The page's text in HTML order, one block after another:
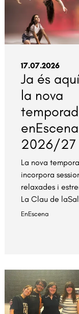
17.07.2026
Ja és aquí
la nova
enEscena
2026/27
La nova
incorpora
relaxades i
La Clau de
EnEscena